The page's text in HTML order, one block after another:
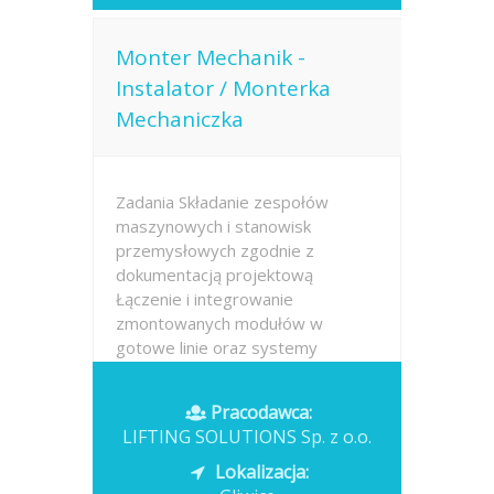
Monter Mechanik -
Instalator / Monterka
Mechaniczka
Zadania Składanie zespołów
maszynowych i stanowisk
przemysłowych zgodnie z
dokumentacją projektową
Łączenie i integrowanie
zmontowanych modułów w
gotowe linie oraz systemy
eliminowanie bieżących...
Opublikowano: dzisiaj
Pracodawca:
LIFTING SOLUTIONS Sp. z o.o.
Lokalizacja: